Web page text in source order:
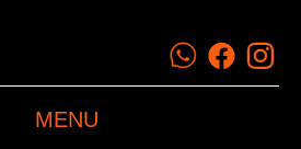
MENU